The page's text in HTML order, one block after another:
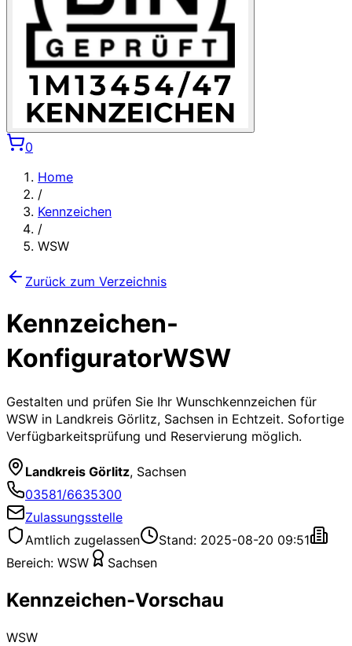
0
Home
/
Kennzeichen
/
WSW
Zurück zum Verzeichnis
Kennzeichen-
KonfiguratorWSW
Gestalten und prüfen Sie Ihr Wunschkennzeichen für
WSW in Landkreis Görlitz, Sachsen in Echtzeit. Sofortige
Verfügbarkeitsprüfung und Reservierung möglich.
Landkreis Görlitz, Sachsen
03581/6635300
Zulassungsstelle
Amtlich zugelassen
Stand: 2025-08-20 09:51
Bereich: WSW Sachsen
Kennzeichen-Vorschau
WSW